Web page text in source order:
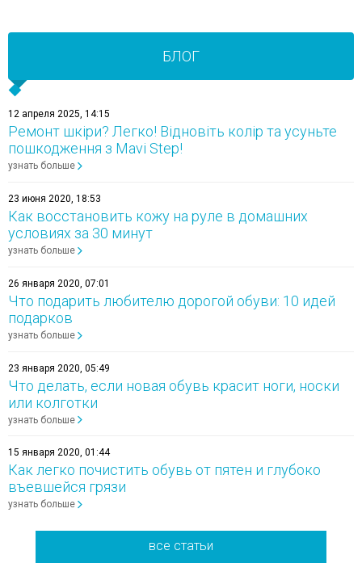
БЛОГ
12 апреля 2025, 14:15
Ремонт шкіри? Легко! Відновіть колір та усуньте
пошкодження з Mavi Step!
узнать больше
23 июня 2020, 18:53
Как восстановить кожу на руле в домашних
условиях за 30 минут
узнать больше
26 января 2020, 07:01
Что подарить любителю дорогой обуви: 10 идей
подарков
узнать больше
23 января 2020, 05:49
Что делать, если новая обувь красит ноги, носки
или колготки
узнать больше
15 января 2020, 01:44
Как легко почистить обувь от пятен и глубоко
въевшейся грязи
узнать больше
все статьи